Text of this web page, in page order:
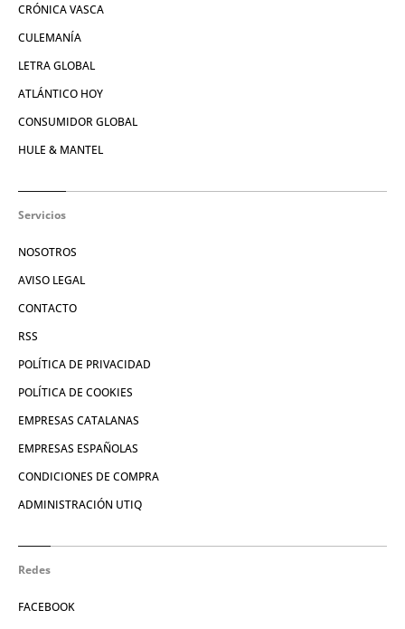
CRÓNICA VASCA
CULEMANÍA
LETRA GLOBAL
ATLÁNTICO HOY
CONSUMIDOR GLOBAL
HULE & MANTEL
Servicios
NOSOTROS
AVISO LEGAL
CONTACTO
RSS
POLÍTICA DE PRIVACIDAD
POLÍTICA DE COOKIES
EMPRESAS CATALANAS
EMPRESAS ESPAÑOLAS
CONDICIONES DE COMPRA
ADMINISTRACIÓN UTIQ
Redes
FACEBOOK